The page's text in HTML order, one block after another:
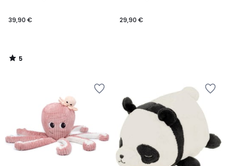
39,90 €
5
/
29,90 €